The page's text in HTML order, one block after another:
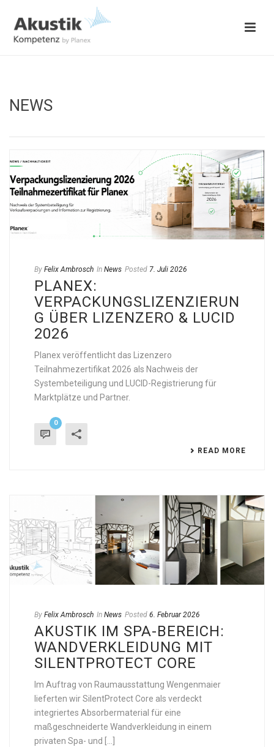
NEWS
By Felix Ambrosch In News Posted 7. Juli 2026
PLANEX:
VERPACKUNGSLIZENZIERUN
G ÜBER LIZENZERO & LUCID
2026
Planex veröffentlicht das Lizenzero
Teilnahmezertifikat 2026 als Nachweis der
Systembeteiligung und LUCID-Registrierung für
Marktplätze und Partner.
0
READ MORE
By Felix Ambrosch In News Posted 6. Februar 2026
AKUSTIK IM SPA-BEREICH:
WANDVERKLEIDUNG MIT
SILENTPROTECT CORE
Im Auftrag von Raumausstattung Wengenmaier
lieferten wir SilentProtect Core als verdeckt
integriertes Absorbermaterial für eine
maßgeschneiderte Wandverkleidung in einem
privaten Spa- und [...]